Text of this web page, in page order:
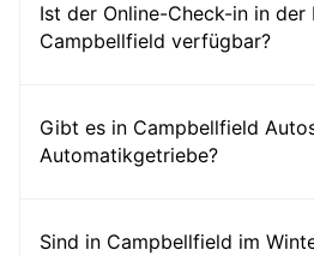
Ist der Online-Check-in in der
Campbellfield verfügbar?
Gibt es in Campbellfield
Automatikgetriebe?
Sind in Campbellfield im